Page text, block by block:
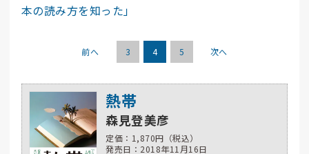
本の読み方を知った」
前へ 3 4 5 次へ
熱帯
森見登美彦
定価：1,870円（税込）
発売日：2018年11月16日